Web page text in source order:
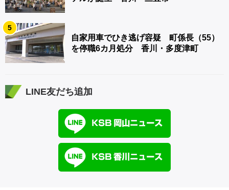
5
自家用車でひき逃げ容疑 町係長（55）
を停職6カ月処分 香川・多度津町
LINE友だち追加